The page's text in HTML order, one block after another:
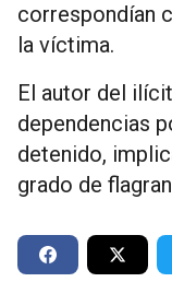
correspondían
la víctima.
El autor del
dependencias
detenido,
grado de